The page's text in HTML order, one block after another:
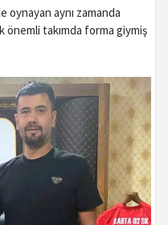
oynayan aynı zamanda
önemli takımda forma giymiş